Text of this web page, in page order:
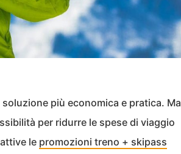
soluzione più economica e pratica. Ma
per ridurre le spese di viaggio
le promozioni treno + skipass